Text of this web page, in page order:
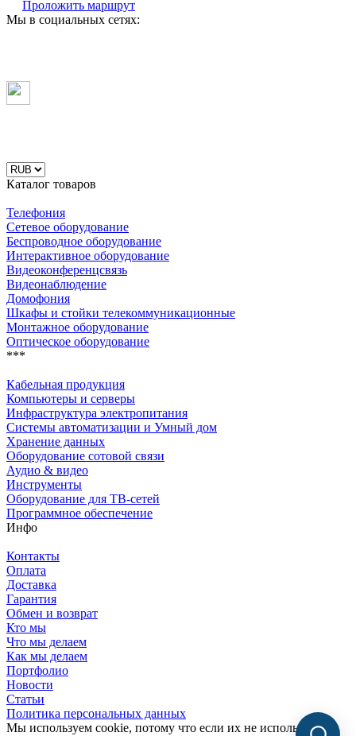
Проложить маршрут
Мы в социальных сетях:
Каталог товаров
Телефония
Сетевое оборудование
Беспроводное оборудование
Интерактивное оборудование
Видеоконференцсвязь
Видеонаблюдение
Домофония
Шкафы и стойки телекоммуникационные
Монтажное оборудование
Оптическое оборудование
***
Кабельная продукция
Компьютеры и серверы
Инфраструктура электропитания
Системы автоматизации и Умный дом
Хранение данных
Оборудование сотовой связи
Аудио & видео
Инструменты
Оборудование для ТВ-сетей
Программное обеспечение
Инфо
Контакты
Оплата
Доставка
Гарантия
Обмен и возврат
Кто мы
Что мы делаем
Как мы делаем
Портфолио
Новости
Статьи
Политика персональных данных
Мы используем cookie, потому что если их не использовать,